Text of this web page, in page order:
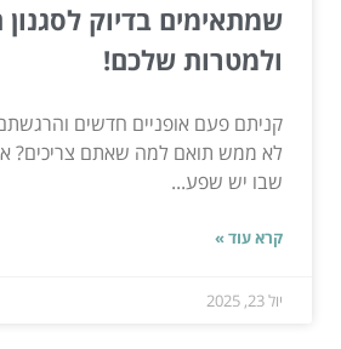
שמתאימים בדיוק לסגנון
ולמטרות שלכם!
קניתם פעם אופניים חדשים
לא ממש תואם למה שאתם צריכים?
שבו יש שפע...
קרא עוד »
יול 23, 2025